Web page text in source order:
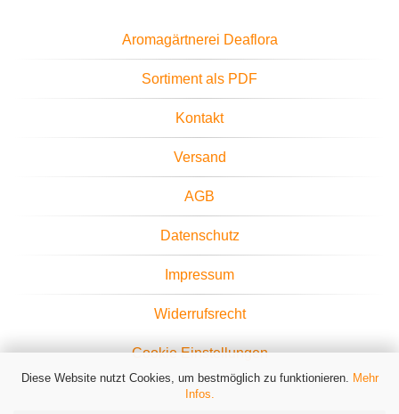
Diese Website nutzt Cookies, um bestmöglich zu funktionieren. Mehr
Infos.
Aromagärtnerei Deaflora
Sortiment als PDF
Kontakt
Versand
AGB
Datenschutz
Impressum
Widerrufsrecht
Cookie Einstellungen